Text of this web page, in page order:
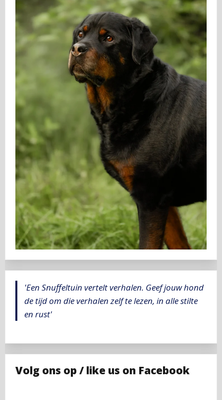
'Een Snuffeltuin vertelt verhalen. Geef jouw hond
de tijd om die verhalen zelf te lezen, in alle stilte
en rust'
Volg ons op / like us on Facebook